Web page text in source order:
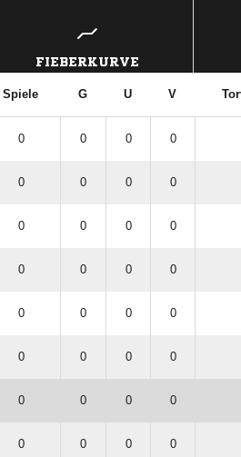
FIEBERKURVE
Spiele G U V
0 0 0 0
0 0 0 0
0 0 0 0
0 0 0 0
0 0 0 0
0 0 0 0
0 0 0 0
0 0 0 0